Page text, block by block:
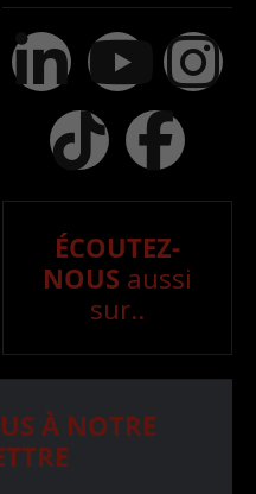
ÉCOUTEZ-
NOUS aussi
sur..
À NOTRE